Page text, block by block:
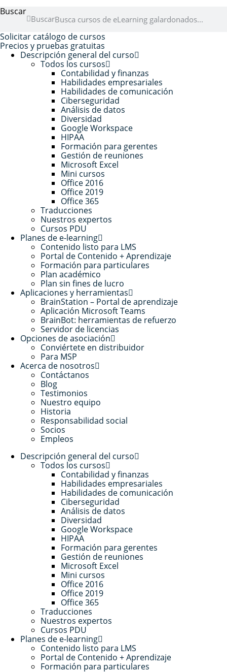
Buscar
Buscar
Solicitar catálogo de cursos
Precios y pruebas gratuitas
Descripción general del curso
Todos los cursos
Contabilidad y finanzas
Habilidades empresariales
Habilidades de comunicación
Ciberseguridad
Análisis de datos
Diversidad
Google Workspace
HIPAA
Formación para gerentes
Gestión de reuniones
Microsoft Excel
Mini cursos
Office 2016
Office 2019
Office 365
Traducciones
Nuestros expertos
Cursos PDU
Planes de e-learning
Contenido listo para LMS
Portal de Contenido + Aprendizaje
Formación para particulares
Plan académico
Plan sin fines de lucro
Aplicaciones y herramientas
BrainStation – Portal de aprendizaje
Aplicación Microsoft Teams
BrainBot: herramientas de refuerzo
Servidor de licencias
Opciones de asociación
Conviértete en distribuidor
Para MSP
Acerca de nosotros
Contáctanos
Blog
Testimonios
Nuestro equipo
Historia
Responsabilidad social
Socios
Empleos
Descripción general del curso
Todos los cursos
Contabilidad y finanzas
Habilidades empresariales
Habilidades de comunicación
Ciberseguridad
Análisis de datos
Diversidad
Google Workspace
HIPAA
Formación para gerentes
Gestión de reuniones
Microsoft Excel
Mini cursos
Office 2016
Office 2019
Office 365
Traducciones
Nuestros expertos
Cursos PDU
Planes de e-learning
Contenido listo para LMS
Portal de Contenido + Aprendizaje
Formación para particulares